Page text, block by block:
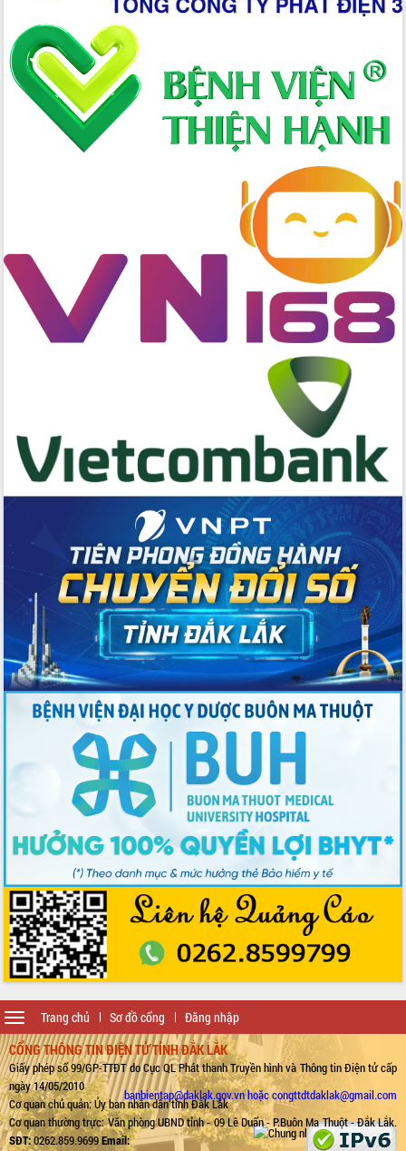
Trang chủ Sơ đồ cổng Đăng nhập
Toggle
navigation
CỔNG THÔNG TIN ĐIỆN TỬ TỈNH ĐẮK LẮK
Giấy phép số 99/GP-TTĐT do Cục QL Phát thanh Truyền hình và Thông tin Điện tử cấp
ngày 14/05/2010
Cơ quan chủ quản: Ủy ban nhân dân tỉnh Đắk Lắk
Cơ quan thường trực: Văn phòng UBND tỉnh - 09 Lê Duẩn - P.Buôn Ma Thuột - Đắk Lắk.
SĐT:0262.859.9699Email:
banbientap@daklak.gov.vn hoặc congttdtdaklak@gmail.com